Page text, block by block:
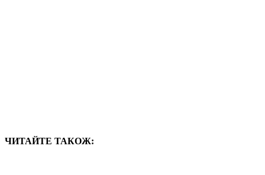
ЧИТАЙТЕ ТАКОЖ: